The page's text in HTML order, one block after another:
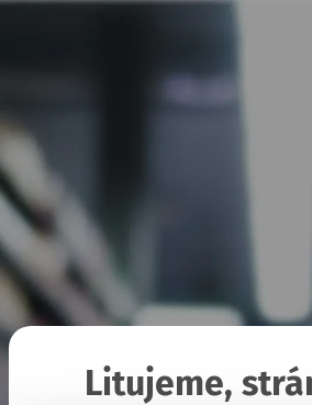
Litujeme,